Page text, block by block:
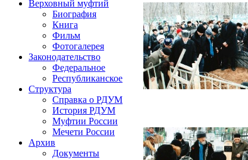
Верховный муфтий
Биография
Книга
Фильм
Фотогалерея
Законодательство
Федеральное
Республиканское
Структура
Справка о РДУМ
История РДУМ
Муфтии России
Мечети России
Архив
Документы